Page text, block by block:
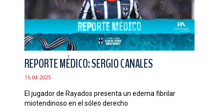
RESPONSABILIDAD SOCIAL
TAQUILLA
TIENDA
ESTADIO
PRENSA
CONTACTO
REPORTE MÉDICO: SERGIO CANALES
15.04.2025
El jugador de Rayados presenta un edema fibrilar
miotendinoso en el sóleo derecho